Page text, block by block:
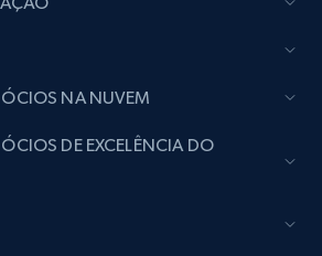
Reviews, Initial price, Final
Stock, and more.
165+ Comece agora
NA NUVEM
DE EXCELÊNCIA DO